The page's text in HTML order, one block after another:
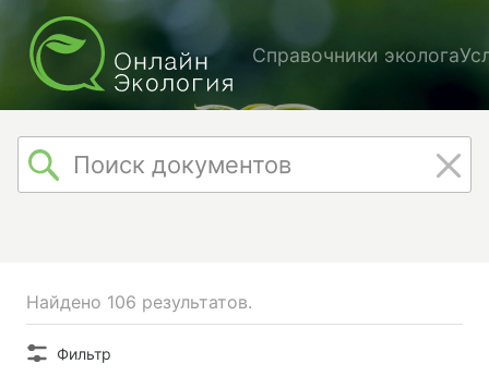
Справочники эколога
Найдено 106 результатов.
Фильтр